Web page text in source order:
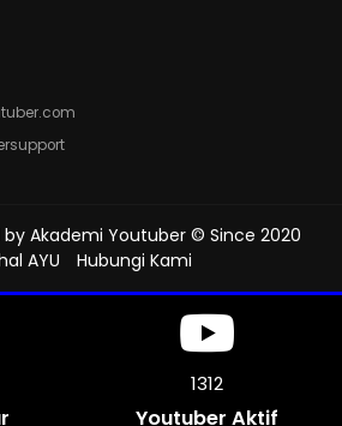
by Akademi Youtuber © Since 2020
AYU
Hubungi Kami
1312
Youtuber Aktif